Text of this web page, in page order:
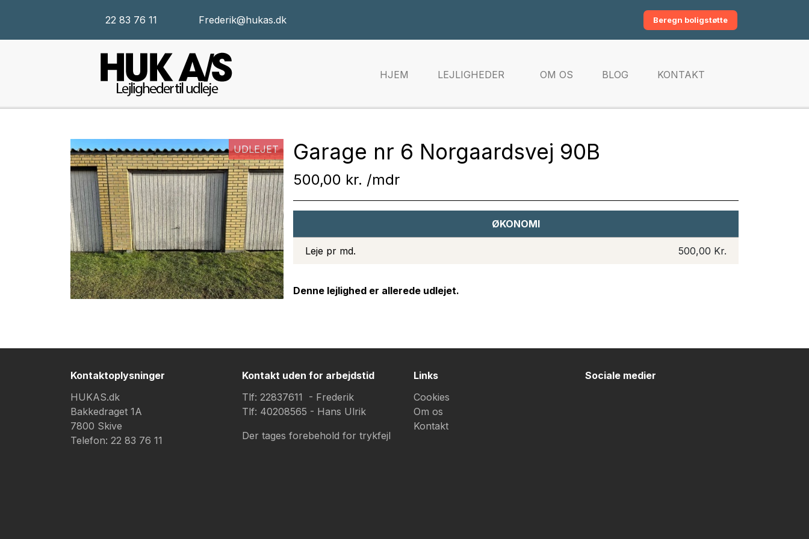
22 83 76 11 Frederik@hukas.dk Beregn boligstøtte
HJEM LEJLIGHEDER OM OS BLOG KONTAKT
UDLEJET Garage nr 6 Norgaardsvej 90B
500,00 kr.
ØKONOMI
Leje pr md. 500,00 Kr.
Denne lejlighed er allerede udlejet.
Kontaktoplysninger
HUKAS.dk
Bakkedraget 1A
7800 Skive
Telefon: 22 83 76 11
Kontakt uden for arbejdstid
Tlf: 22837611 - Frederik
Tlf: 40208565 - Hans Ulrik
Der tages forebehold for trykfejl
Links
Cookies
Om os
Kontakt
Sociale medier